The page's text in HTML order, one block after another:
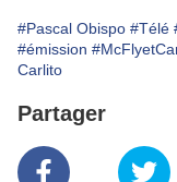
#Pascal Obispo #Télé
#émission
Carlito
Partager